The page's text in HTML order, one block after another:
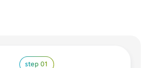
step 01